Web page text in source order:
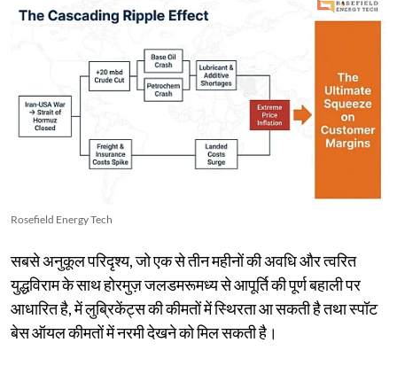
Rosefield Energy Tech
सबसे अनुकूल परिदृश्य, जो एक से तीन महीनों की अवधि और त्वरित
युद्धविराम के साथ होरमुज़ जलडमरूमध्य से आपूर्ति की पूर्ण बहाली पर
आधारित है, में लुब्रिकेंट्स की कीमतों में स्थिरता आ सकती है तथा स्पॉट
बेस ऑयल कीमतों में नरमी देखने को मिल सकती है।